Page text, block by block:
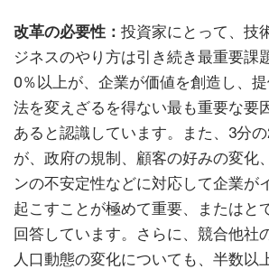
改革の必要性： 投資家にとって、技
ジネスのやり方は引き続き最重要課
0％以上が、企業が価値を創造し、
法を変えざるを得ない最も重要な要
あると認識しています。また、3分
が、政府の規制、顧客の好みの変化
ンの不安定性などに対応して企業が
起こすことが極めて重要、またはと
回答しています。さらに、競合他社
人口動態の変化についても、半数以